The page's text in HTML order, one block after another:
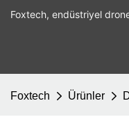
Foxtech, endüstriyel
Foxtech Ürünler